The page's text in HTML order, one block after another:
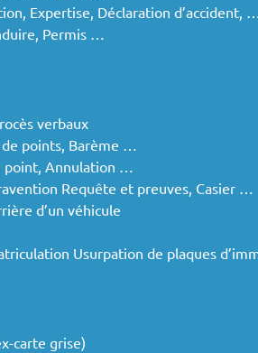
Expertise, Déclaration d’accident, …
Permis …
verbaux
points, Barème …
point, Annulation …
Requête et preuves, Casier …
d’un véhicule
Usurpation de plaques
carte grise)